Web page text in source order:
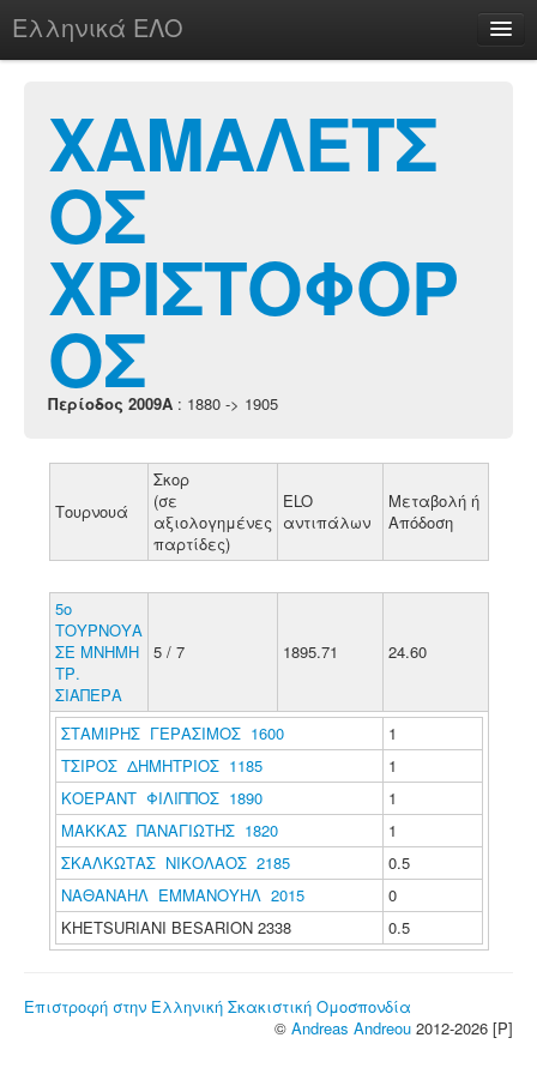
Ελληνικά ΕΛΟ
chesstu.be @ discord
Login
ΧΑΜΑΛΕΤΣ
ΟΣ
ΧΡΙΣΤΟΦΟΡ
ΟΣ
Περίοδος 2009A : 1880 -> 1905
Τουρνουά
Σκορ
(σε
αξιολογημένες
παρτίδες)
ELO
αντιπάλων
Μεταβολή ή
Απόδοση
5ο
ΤΟΥΡΝΟΥΑ
ΣΕ ΜΝΗΜΗ
ΤΡ.
ΣΙΑΠΕΡΑ
5 / 7 1895.71 24.60
ΣΤΑΜΙΡΗΣ ΓΕΡΑΣΙΜΟΣ 1600
1
ΤΣΙΡΟΣ ΔΗΜΗΤΡΙΟΣ 1185
1
ΚΟΕΡΑΝΤ ΦΙΛΙΠΠΟΣ 1890
1
ΜΑΚΚΑΣ ΠΑΝΑΓΙΩΤΗΣ 1820
1
ΣΚΑΛΚΩΤΑΣ ΝΙΚΟΛΑΟΣ 2185
0.5
ΝΑΘΑΝΑΗΛ ΕΜΜΑΝΟΥΗΛ 2015
0
KHETSURIANI BESARION 2338
0.5
Επιστροφή στην Ελληνική Σκακιστική Ομοσπονδία
© Andreas Andreou 2012-2026 [P]